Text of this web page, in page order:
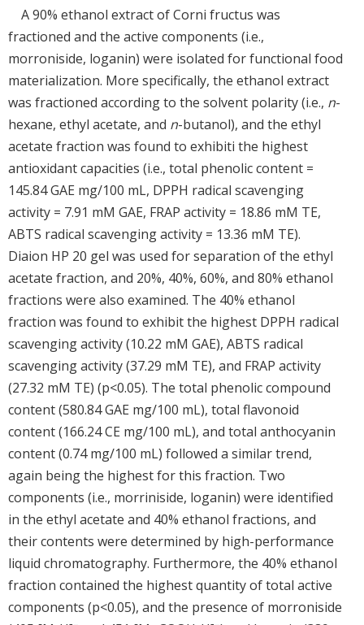
A 90% ethanol extract of Corni fructus was
fractioned and the active components (i.e.,
morroniside, loganin) were isolated for functional food
materialization. More specifically, the ethanol extract
was fractioned according to the solvent polarity (i.e., n-
hexane, ethyl acetate, and n-butanol), and the ethyl
acetate fraction was found to exhibiti the highest
antioxidant capacities (i.e., total phenolic content =
145.84 GAE mg/100 mL, DPPH radical scavenging
activity = 7.91 mM GAE, FRAP activity = 18.86 mM TE,
ABTS radical scavenging activity = 13.36 mM TE).
Diaion HP 20 gel was used for separation of the ethyl
acetate fraction, and 20%, 40%, 60%, and 80% ethanol
fractions were also examined. The 40% ethanol
fraction was found to exhibit the highest DPPH radical
scavenging activity (10.22 mM GAE), ABTS radical
scavenging activity (37.29 mM TE), and FRAP activity
(27.32 mM TE) (p<0.05). The total phenolic compound
content (580.84 GAE mg/100 mL), total flavonoid
content (166.24 CE mg/100 mL), and total anthocyanin
content (0.74 mg/100 mL) followed a similar trend,
again being the highest for this fraction. Two
components (i.e., morriniside, loganin) were identified
in the ethyl acetate and 40% ethanol fractions, and
their contents were determined by high-performance
liquid chromatography. Furthermore, the 40% ethanol
fraction contained the highest quantity of total active
components (p<0.05), and the presence of morroniside